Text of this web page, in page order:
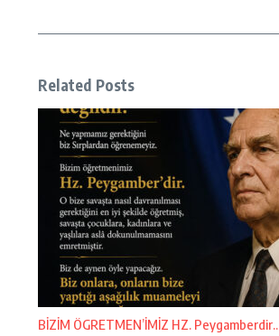
Related Posts
BİZİM ÖGRETMEN’İMİZ HZ. Peygamberdir..